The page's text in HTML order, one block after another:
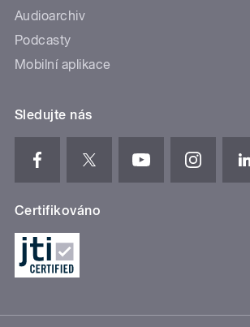
Audioarchiv
Podcasty
Mobilní aplikace
Sledujte nás
Certifikováno